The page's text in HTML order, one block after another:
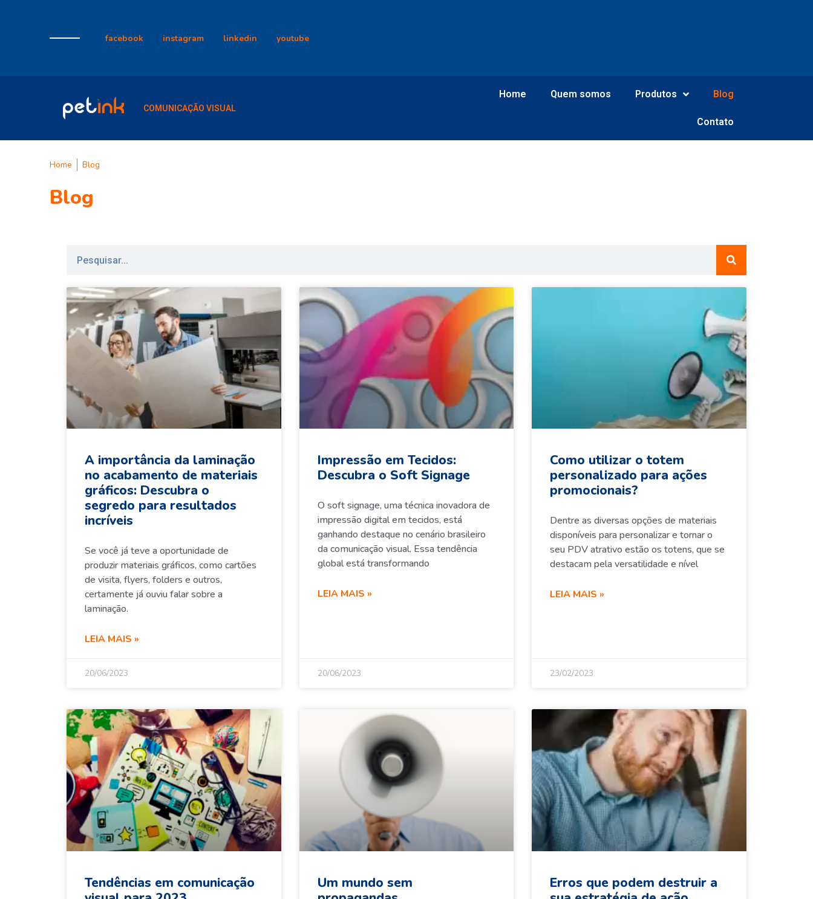
facebook instagram linkedin youtube
COMUNICAÇÃO VISUAL
Home Quem somos Produtos Blog
Contato
Home Blog
Blog
A importância da laminação
no acabamento de materiais
gráficos: Descubra o
segredo para resultados
incríveis
Se você já teve a oportunidade de
produzir materiais gráficos, como cartões
de visita, flyers, folders e outros,
certamente já ouviu falar sobre a
laminação.
LEIA MAIS »
20/06/2023
Impressão em Tecidos:
Descubra o Soft Signage
O soft signage, uma técnica inovadora de
impressão digital em tecidos, está
ganhando destaque no cenário brasileiro
da comunicação visual. Essa tendência
global está transformando
LEIA MAIS »
20/06/2023
Como utilizar o totem
personalizado para ações
promocionais?
Dentre as diversas opções de materiais
disponíveis para personalizar e tornar o
seu PDV atrativo estão os totens, que se
destacam pela versatilidade e nível
LEIA MAIS »
23/02/2023
Tendências em comunicação
Um mundo sem
Erros que podem destruir a